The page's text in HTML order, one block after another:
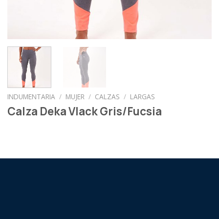
INDUMENTARIA / MUJER / CALZAS / LARGAS
Calza Deka Vlack Gris/Fucsia